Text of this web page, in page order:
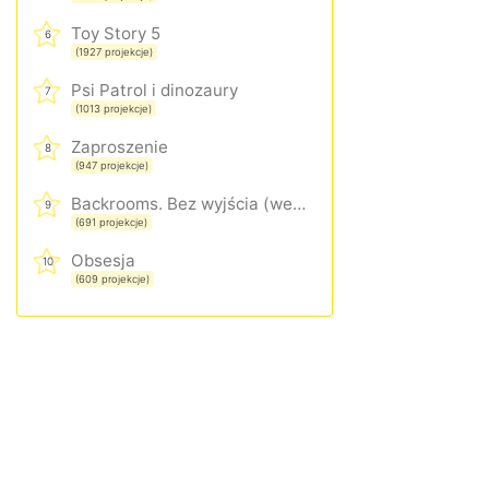
6 Toy Story 5
(1927 projekcje)
7 Psi Patrol i dinozaury
(1013 projekcje)
8 Zaproszenie
(947 projekcje)
9 Backrooms. Bez wyjścia (wersja rozszerzona)
(691 projekcje)
10 Obsesja
(609 projekcje)